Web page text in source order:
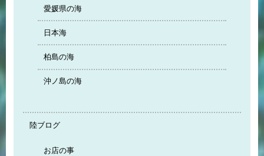
愛媛県の海
日本海
柏島の海
沖ノ島の海
陸ブログ
お店の事